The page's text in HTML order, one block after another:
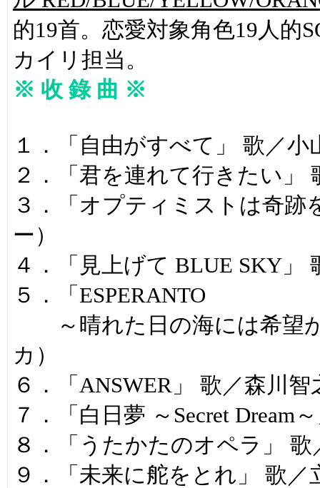
的19首。恋愛対象角色19人的
カイリ担当。
※ 收 錄 曲 ※
１．「自由がすべて」 歌／
２．「君を連れて行きたい」
３．「オプティミストは奇跡
ー）
４．「見上げて BLUE SKY」
５．「ESPERANTO
～晴れた日の海には希望が
カ）
６．「ANSWER」 歌／森川
７．「白日夢 ～Secret Dream
８．「うたかたのオペラ」
９．「未来に舵をとれ」 歌